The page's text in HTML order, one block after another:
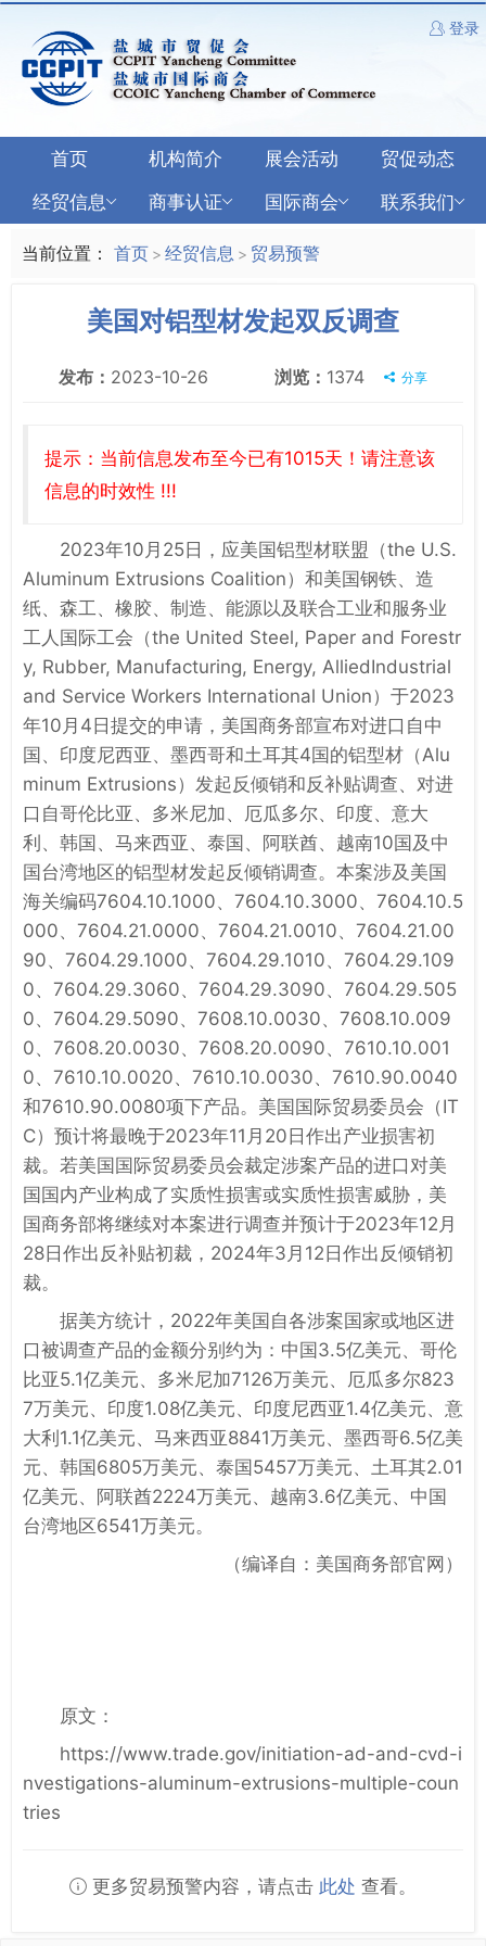
登录
首页 机构简介 展会活动
贸促动态
经贸信息
商事认证 国际商会 联系我们
当前位置： 首页 > 经贸信息 > 贸易预警
美国对铝型材发起双反调查
发布： 2023-10-26 浏览： 1374 分享
提示：当前信息发布至今已有1015天！请注意该
信息的时效性 !!!
2023年10月25日，应美国铝型材联盟（the U.S.
Aluminum Extrusions Coalition）和美国钢铁、造
纸、森工、橡胶、制造、能源以及联合工业和服务业
工人国际工会（the United Steel, Paper and Forestr
y, Rubber, Manufacturing, Energy, AlliedIndustrial
and Service Workers International Union）于2023
年10月4日提交的申请，美国商务部宣布对进口自中
国、印度尼西亚、墨西哥和土耳其4国的铝型材（Alu
minum Extrusions）发起反倾销和反补贴调查、对进
口自哥伦比亚、多米尼加、厄瓜多尔、印度、意大
利、韩国、马来西亚、泰国、阿联酋、越南10国及中
国台湾地区的铝型材发起反倾销调查。本案涉及美国
海关编码7604.10.1000、7604.10.3000、7604.10.5
000、7604.21.0000、7604.21.0010、7604.21.00
90、7604.29.1000、7604.29.1010、7604.29.109
0、7604.29.3060、7604.29.3090、7604.29.505
0、7604.29.5090、7608.10.0030、7608.10.009
0、7608.20.0030、7608.20.0090、7610.10.001
0、7610.10.0020、7610.10.0030、7610.90.0040
和7610.90.0080项下产品。美国国际贸易委员会（IT
C）预计将最晚于2023年11月20日作出产业损害初
裁。若美国国际贸易委员会裁定涉案产品的进口对美
国国内产业构成了实质性损害或实质性损害威胁，美
国商务部将继续对本案进行调查并预计于2023年12月
28日作出反补贴初裁，2024年3月12日作出反倾销初
裁。
据美方统计，2022年美国自各涉案国家或地区进
口被调查产品的金额分别约为：中国3.5亿美元、哥伦
比亚5.1亿美元、多米尼加7126万美元、厄瓜多尔823
7万美元、印度1.08亿美元、印度尼西亚1.4亿美元、意
大利1.1亿美元、马来西亚8841万美元、墨西哥6.5亿美
元、韩国6805万美元、泰国5457万美元、土耳其2.01
亿美元、阿联酋2224万美元、越南3.6亿美元、中国
台湾地区6541万美元。
（编译自：美国商务部官网）
原文：
https://www.trade.gov/initiation-ad-and-cvd-i
nvestigations-aluminum-extrusions-multiple-coun
tries
更多贸易预警内容，请点击 此处 查看。